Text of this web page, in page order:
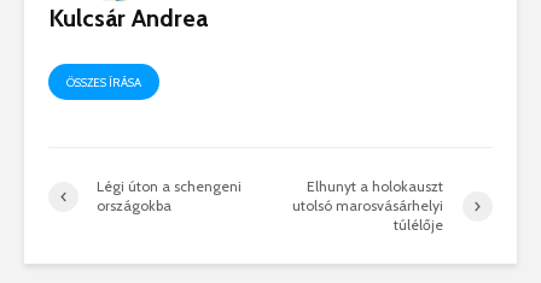
Kulcsár Andrea
ÖSSZES ÍRÁSA
Légi úton a schengeni
országokba
Elhunyt a holokauszt
utolsó marosvásárhelyi
túlélője